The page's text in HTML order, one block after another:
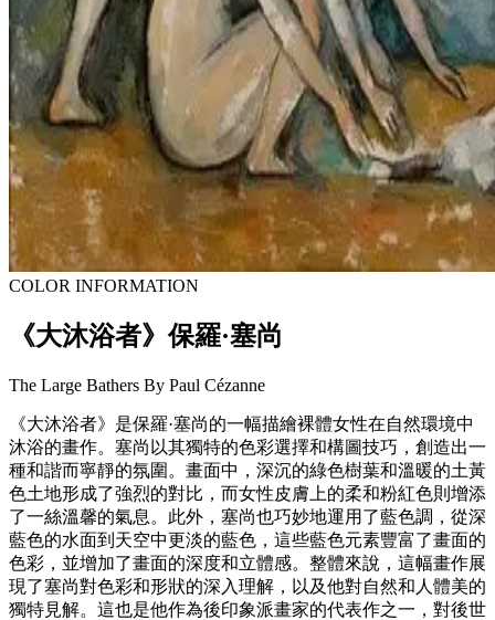
COLOR INFORMATION
《大沐浴者》保羅·塞尚
The Large Bathers By Paul Cézanne
《大沐浴者》是保羅·塞尚的一幅描繪裸體女性在自然環境中
沐浴的畫作。塞尚以其獨特的色彩選擇和構圖技巧，創造出一
種和諧而寧靜的氛圍。畫面中，深沉的綠色樹葉和溫暖的土黃
色土地形成了強烈的對比，而女性皮膚上的柔和粉紅色則增添
了一絲溫馨的氣息。此外，塞尚也巧妙地運用了藍色調，從深
藍色的水面到天空中更淡的藍色，這些藍色元素豐富了畫面的
色彩，並增加了畫面的深度和立體感。整體來說，這幅畫作展
現了塞尚對色彩和形狀的深入理解，以及他對自然和人體美的
獨特見解。這也是他作為後印象派畫家的代表作之一，對後世